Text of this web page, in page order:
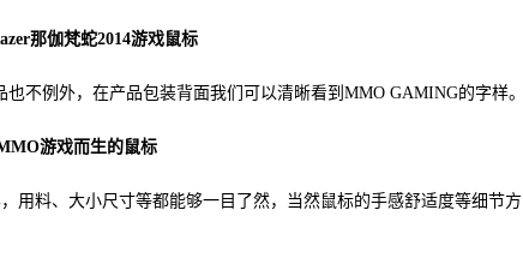
那伽梵蛇2014游戏鼠标
不例外，在产品包装背面我们可以清晰看到MMO GAMING的字样。
游戏而生的鼠标
用料、大小尺寸等都能够一目了然，当然鼠标的手感舒适度等细节方